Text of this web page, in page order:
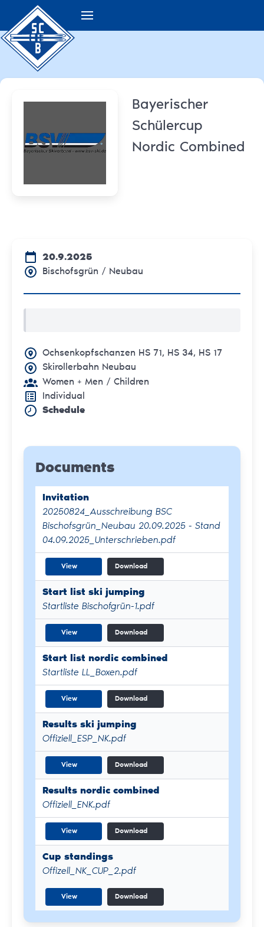
Bayerischer
Schülercup
Nordic Combined
20.9.2025
Bischofsgrün / Neubau
Ochsenkopfschanzen HS 71, HS 34, HS 17
Skirollerbahn Neubau
Women + Men / Children
Individual
Schedule
Documents
Invitation
20250824_Ausschreibung BSC
Bischofsgrün_Neubau 20.09.2025 - Stand
04.09.2025_Unterschrieben.pdf
View Download
Start list ski jumping
Startliste Bischofgrün-1.pdf
View Download
Start list nordic combined
Startliste LL_Boxen.pdf
View Download
Results ski jumping
Offiziell_ESP_NK.pdf
View Download
Results nordic combined
Offiziell_ENK.pdf
View Download
Cup standings
Offizell_NK_CUP_2.pdf
View Download